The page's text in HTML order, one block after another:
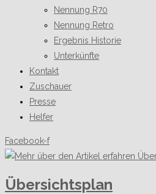
Nennung R70
Nennung Retro
Ergebnis Historie
Unterkünfte
Kontakt
Zuschauer
Presse
Helfer
Facebook-f
Übersichtsplan